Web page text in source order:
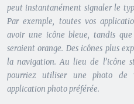
peut instantanément signaler le
Par exemple, toutes vos
avoir une icône bleue, tandis
seraient orange. Des icônes plus
la navigation. Au lieu de l’icône
pourriez utiliser une photo de
application photo préférée.